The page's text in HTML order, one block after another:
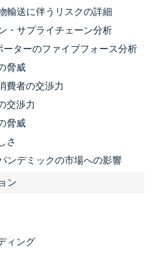
輸送に伴うリスクの詳細
・サプライチェーン分析
ーターのファイブフォース分析
脅威
費者の交渉力
交渉力
脅威
さ
ンデミックの市場への影響
ン
ィング